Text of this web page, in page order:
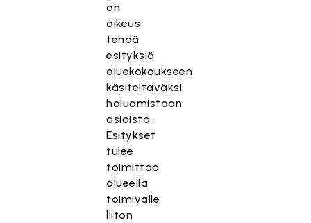
on
oikeus
tehdä
esityksiä
aluekokoukseen
käsiteltäväksi
haluamistaan
asioista.
Esitykset
tulee
toimittaa
alueella
toimivalle
liiton